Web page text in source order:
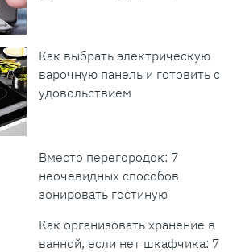
Как выбрать электрическую
варочную панель и готовить с
удовольствием
Вместо перегородок: 7
неочевидных способов
зонировать гостиную
Как организовать хранение в
ванной, если нет шкафчика: 7